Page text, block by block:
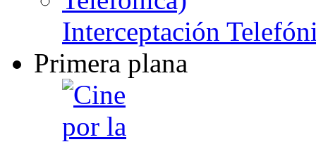
Interceptación
Primera plana